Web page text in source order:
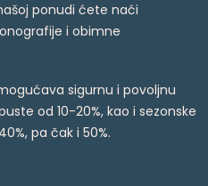
ponudi ćete naći
i obimne
sigurnu i povoljnu
od 10-20%, kao i sezonske
pa čak i 50%.